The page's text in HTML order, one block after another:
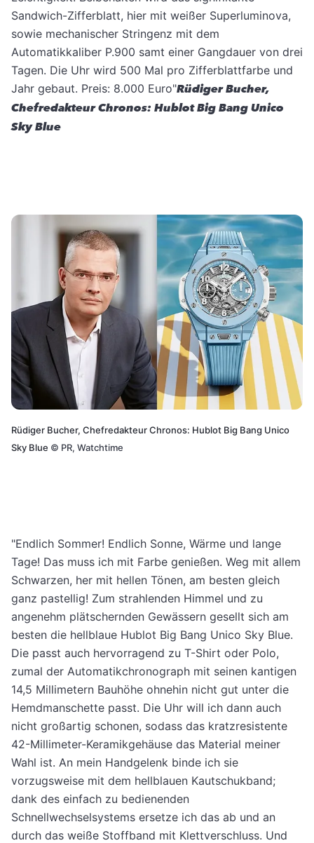
Sandwich-Zifferblatt, hier mit weißer Superluminova,
sowie mechanischer Stringenz mit dem
Automatikkaliber P.900 samt einer Gangdauer von drei
Tagen. Die Uhr wird 500 Mal pro Zifferblattfarbe und
Jahr gebaut. Preis: 8.000 Euro"Rüdiger Bucher,
Chefredakteur Chronos: Hublot Big Bang Unico
Sky Blue
Rüdiger Bucher, Chefredakteur Chronos: Hublot Big Bang Unico
Sky Blue © PR, Watchtime
"Endlich Sommer! Endlich Sonne, Wärme und lange
Tage! Das muss ich mit Farbe genießen. Weg mit allem
Schwarzen, her mit hellen Tönen, am besten gleich
ganz pastellig! Zum strahlenden Himmel und zu
angenehm plätschernden Gewässern gesellt sich am
besten die hellblaue Hublot Big Bang Unico Sky Blue.
Die passt auch hervorragend zu T-Shirt oder Polo,
zumal der Automatikchronograph mit seinen kantigen
14,5 Millimetern Bauhöhe ohnehin nicht gut unter die
Hemdmanschette passt. Die Uhr will ich dann auch
nicht großartig schonen, sodass das kratzresistente
42-Millimeter-Keramikgehäuse das Material meiner
Wahl ist. An mein Handgelenk binde ich sie
vorzugsweise mit dem hellblauen Kautschukband;
dank des einfach zu bedienenden
Schnellwechselsystems ersetze ich das ab und an
durch das weiße Stoffband mit Klettverschluss. Und